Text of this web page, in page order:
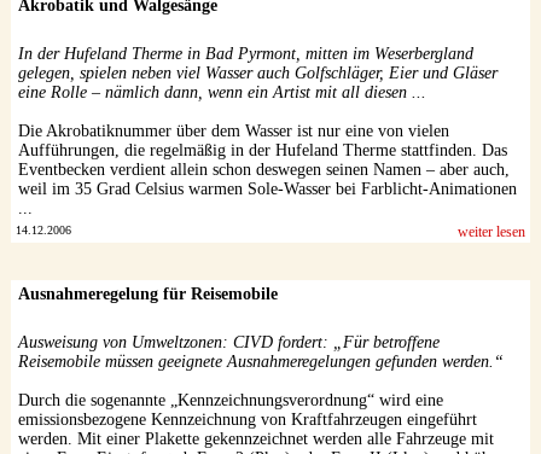
Akrobatik und Walgesänge
In der Hufeland Therme in Bad Pyrmont, mitten im Weserbergland
gelegen, spielen neben viel Wasser auch Golfschläger, Eier und Gläser
eine Rolle – nämlich dann, wenn ein Artist mit all diesen ...
Die Akrobatiknummer über dem Wasser ist nur eine von vielen
Aufführungen, die regelmäßig in der Hufeland Therme stattfinden. Das
Eventbecken verdient allein schon deswegen seinen Namen – aber auch,
weil im 35 Grad Celsius warmen Sole-Wasser bei Farblicht-Animationen
14.12.2006 weiter lesen
Ausnahmeregelung für Reisemobile
Ausweisung von Umweltzonen: CIVD fordert: „Für betroffene
Reisemobile müssen geeignete Ausnahmeregelungen gefunden werden.“
Durch die sogenannte „Kennzeichnungsverordnung“ wird eine
emissionsbezogene Kennzeichnung von Kraftfahrzeugen eingeführt
werden. Mit einer Plakette gekennzeichnet werden alle Fahrzeuge mit